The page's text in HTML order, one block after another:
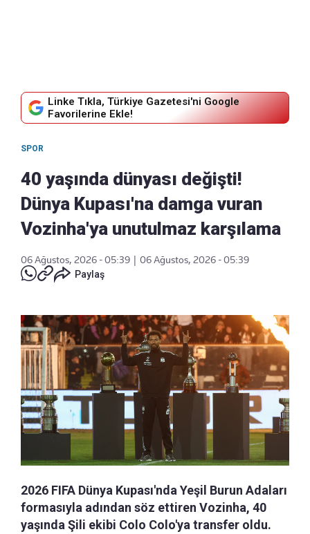
Linke Tıkla, Türkiye Gazetesi'ni Google
Favorilerine Ekle!
SPOR
40 yaşında dünyası değişti!
Dünya Kupası'na damga vuran
Vozinha'ya unutulmaz karşılama
06 Ağustos, 2026 - 05:39
06 Ağustos, 2026 - 05:39
Paylaş
2026 FIFA Dünya Kupası'nda Yeşil Burun Adaları
formasıyla adından söz ettiren Vozinha, 40
yaşında Şili ekibi Colo Colo'ya transfer oldu.